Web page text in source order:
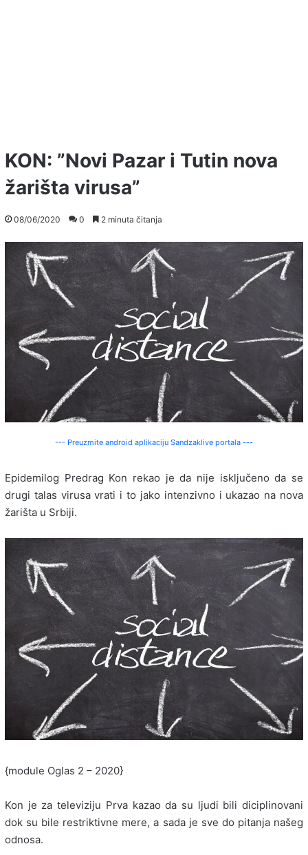
KON: ”Novi Pazar i Tutin nova
žarišta virusa”
08/06/2020 0 2 minuta čitanja
--- Preuzmite android aplikaciju Sandzaklive portala ---
Epidemilog Predrag Kon rekao je da nije isključeno da se
drugi talas virusa vrati i to jako intenzivno i ukazao na nova
žarišta u Srbiji.
{module Oglas 2 – 2020}
Kon je za televiziju Prva kazao da su ljudi bili diciplinovani
dok su bile restriktivne mere, a sada je sve do pitanja našeg
odnosa.